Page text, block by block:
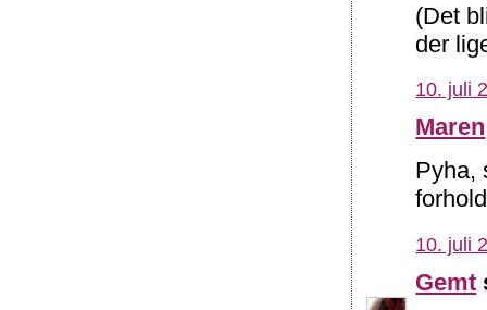
(Det
der
10. juli
Maren
Pyha,
10. juli
Gemt